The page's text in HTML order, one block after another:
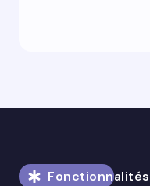
Fonctionnalités